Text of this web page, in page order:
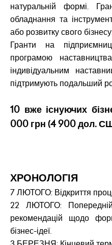
натуральній формі.
обладнання та
або розвитку свого
Гранти на
програмою
індивідуальним
підтримують подальший
10 вже існуючих
000 грн (4 900дол.
ХРОНОЛОГІЯ
7 ЛЮТОГО: Відкриття
22 ЛЮТОГО:
рекомендацій щодо
бізнес-ідеї.